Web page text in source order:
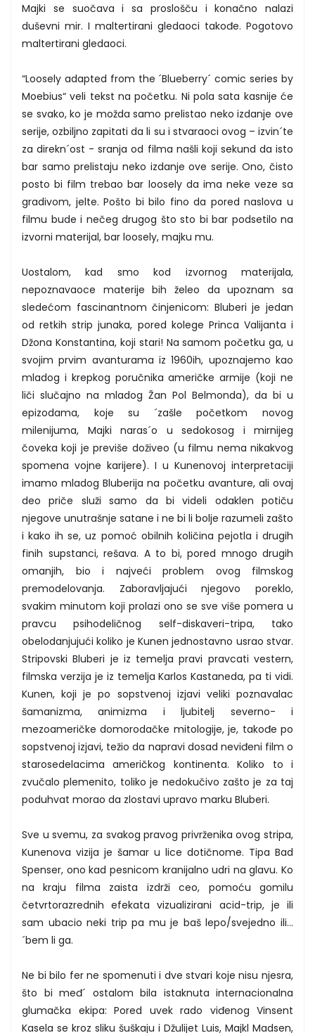
Majki se suočava i sa proslošču i konačno nalazi
duševni mir. I maltertirani gledaoci takođe. Pogotovo
maltertirani gledaoci.
“Loosely adapted from the ´Blueberry´ comic series by
Moebius“ veli tekst na početku. Ni pola sata kasnije će
se svako, ko je možda samo prelistao neko izdanje ove
serije, ozbiljno zapitati da li su i stvaraoci ovog – izvin´te
za direkn´ost - sranja od filma našli koji sekund da isto
bar samo prelistaju neko izdanje ove serije. Ono, čisto
posto bi film trebao bar loosely da ima neke veze sa
gradivom, jelte. Pošto bi bilo fino da pored naslova u
filmu bude i nečeg drugog što sto bi bar podsetilo na
izvorni materijal, bar loosely, majku mu.
Uostalom, kad smo kod izvornog materijala,
nepoznavaoce materije bih želeo da upoznam sa
sledećom fascinantnom činjenicom: Bluberi je jedan
od retkih strip junaka, pored kolege Princa Valijanta i
Džona Konstantina, koji stari! Na samom početku ga, u
svojim prvim avanturama iz 1960ih, upoznajemo kao
mladog i krepkog poručnika američke armije (koji ne
liči slučajno na mladog Žan Pol Belmonda), da bi u
epizodama, koje su ´zašle početkom novog
milenijuma, Majki naras´o u sedokosog i mirnijeg
čoveka koji je previše doživeo (u filmu nema nikakvog
spomena vojne karijere). I u Kunenovoj interpretaciji
imamo mladog Bluberija na početku avanture, ali ovaj
deo priče služi samo da bi videli odaklen potiču
njegove unutrašnje satane i ne bi li bolje razumeli zašto
i kako ih se, uz pomoć obilnih količina pejotla i drugih
finih supstanci, rešava. A to bi, pored mnogo drugih
omanjih, bio i najveći problem ovog filmskog
premodelovanja. Zaboravljajući njegovo poreklo,
svakim minutom koji prolazi ono se sve više pomera u
pravcu psihodeličnog self-diskaveri-tripa, tako
obelodanjujući koliko je Kunen jednostavno usrao stvar.
Stripovski Bluberi je iz temelja pravi pravcati vestern,
filmska verzija je iz temelja Karlos Kastaneda, pa ti vidi.
Kunen, koji je po sopstvenoj izjavi veliki poznavalac
šamanizma, animizma i ljubitelj severno- i
mezoameričke domorodačke mitologije, je, takođe po
sopstvenoj izjavi, težio da napravi dosad neviđeni film o
starosedelacima američkog kontinenta. Koliko to i
zvučalo plemenito, toliko je nedokučivo zašto je za taj
poduhvat morao da zlostavi upravo marku Bluberi.
Sve u svemu, za svakog pravog privrženika ovog stripa,
Kunenova vizija je šamar u lice dotičnome. Tipa Bad
Spenser, ono kad pesnicom kranijalno udri na glavu. Ko
na kraju filma zaista izdrži ceo, pomoću gomilu
četvrtorazrednih efekata vizualizirani acid-trip, je ili
sam ubacio neki trip pa mu je baš lepo/svejedno ili…
´bem li ga.
Ne bi bilo fer ne spomenuti i dve stvari koje nisu njesra,
što bi međ´ ostalom bila istaknuta internacionalna
glumačka ekipa: Pored uvek rado viđenog Vinsent
Kasela se kroz sliku šuškaju i Džulijet Luis, Majkl Madsen,